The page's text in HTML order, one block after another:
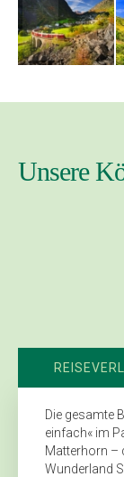
Unsere
Die gesamte
einfach« im
Matterhorn –
Wunderland